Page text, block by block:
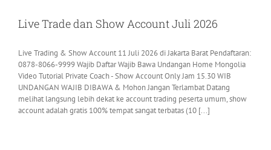
Live Trade dan Show Account Juli 2026
Live Trading & Show Account 11 Juli 2026 di Jakarta Barat Pendaftaran:
0878-8066-9999 Wajib Daftar Wajib Bawa Undangan Home Mongolia
Video Tutorial Private Coach - Show Account Only Jam 15.30 WIB
UNDANGAN WAJIB DIBAWA & Mohon Jangan Terlambat Datang
melihat langsung lebih dekat ke account trading peserta umum, show
account adalah gratis 100% tempat sangat terbatas (10 [...]